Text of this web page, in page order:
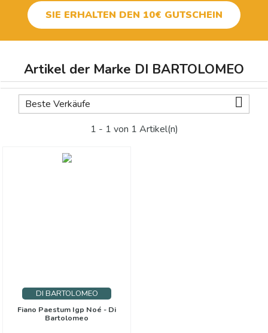
SIE ERHALTEN DEN 10€ GUTSCHEIN
Artikel der Marke DI BARTOLOMEO
Beste Verkäufe 
1 - 1 von 1 Artikel(n)
DI BARTOLOMEO
Fiano Paestum Igp Noé - Di
Bartolomeo